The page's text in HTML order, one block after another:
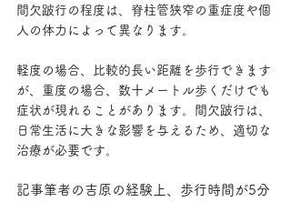
間欠跛行の程度は、脊柱管狭窄の重症度や個
人の体力によって異なります。
軽度の場合、比較的長い距離を歩行できます
が、重度の場合、数十メートル歩くだけでも
症状が現れることがあります。間欠跛行は、
日常生活に大きな影響を与えるため、適切な
治療が必要です。
記事筆者の吉原の経験上、歩行時間が5分